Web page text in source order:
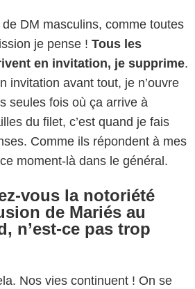
DM masculins, comme toutes
je pense ! Tous les
en invitation, je supprime.
invitation avant tout, je n’ouvre
seules fois où ça arrive à
du filet, c’est quand je fais
Comme ils répondent à mes
moment-là dans le général.
vous la notoriété
de Mariés au
n’est-ce pas trop
Nos vies continuent ! On se